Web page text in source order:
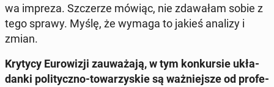
wa impreza. Szcze­rze mówiąc, nie zda­wa­łam sobie z
tego sprawy. Myślę, że wymaga to jakieś analizy i
zmian.
Krytycy Eu­ro­wi­zji za­uwa­ża­ją, w tym kon­kur­sie ukła­
dan­ki po­li­tycz­no-to­wa­rzy­skie są waż­niej­sze od pro­fe­